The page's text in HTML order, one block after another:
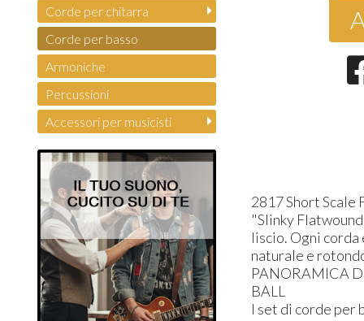
2817 Short
"Slinky
liscio. Ogni
naturale e
PANORAMICA
BALL
I set di corde per
Corde per chitarra
Corde per basso
Armoniche
Percussioni
Accessori per musicisti